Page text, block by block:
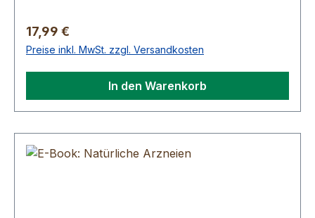
Regulärer Preis:
17,99 €
Preise inkl. MwSt. zzgl. Versandkosten
In den Warenkorb